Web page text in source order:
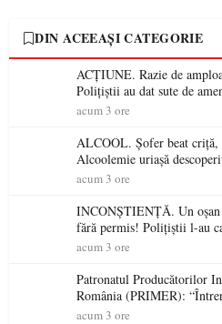
DIN ACEEAȘI CATEGORIE
ACȚIUNE. Razie de
Polițiștii au dat sute de
permis într-o singură zi
acum 3 ore
ALCOOL. Șofer beat
Alcoolemie uriașă
acum 3 ore
INCONȘTIENȚĂ. Un
fără permis! Polițiștii l-au
acum 3 ore
Patronatul Producătorilor
România (PRIMER):
electrică a fabricilor de
acum 3 ore